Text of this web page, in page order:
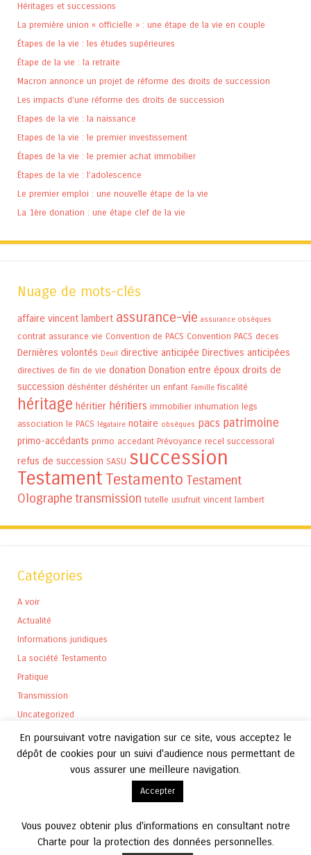
Héritages et successions
La première union « officielle » : une étape de la vie en couple
Étapes de la vie : les études supérieures
Étape de la vie : la retraite
Macron annonce un projet de réforme des droits de succession
Les impacts d’une réforme des droits de succession
Etapes de la vie : la naissance
Etapes de la vie : le premier investissement
Étapes de la vie : le premier achat immobilier
Étapes de la vie : l’adolescence
Le premier emploi : une nouvelle étape de la vie
La 1ère donation : une étape clef de la vie
Nuage de mots-clés
affaire vincent lambert assurance-vie assurance obsèques
contrat assurance vie Convention de PACS Convention PACS deces
Dernières volontés Deuil directive anticipée Directives anticipées
directives de fin de vie donation Donation entre époux droits de
succession déshériter déshériter un enfant Famille fiscalité
héritage héritier héritiers immobilier inhumation legs
association le PACS légataire notaire obsèques pacs patrimoine
primo-accédants primo accedant Prévoyance recel successoral
refus de succession SASU succession
Testament Testamento Testament
Olographetransmission tutelle usufruit vincent lambert
Catégories
A voir
Actualité
Informations juridiques
La société Testamento
Pratique
Transmission
Uncategorized
En poursuivant votre navigation sur ce site, vous acceptez le
dépôt de cookies pour un suivi d'audience nous permettant de
vous assurer une meilleure navigation.
Accepter
Vous pouvez obtenir plus d'informations en consultant notre
Charte pour la protection des données personnelles.